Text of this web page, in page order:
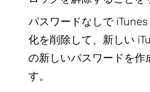
パスワードなしで
化を削除して、新しい
の新しいパスワードを作
す。